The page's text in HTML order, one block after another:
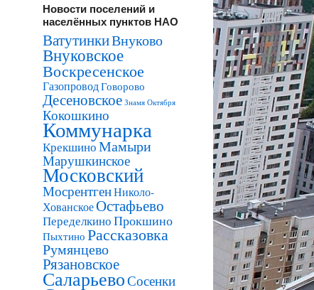
Новости поселений и
населённых пунктов НАО
ВатутинкиВнуково
Внуковское
Воскресенское
ГазопроводГоворово
Десеновское Знамя Октября
Кокошкино
Коммунарка
КрекшиноМамыри
Марушкинское
Московский
МосрентгенНиколо-
ХованскоеОстафьево
ПеределкиноПрокшино
Пыхтино Рассказовка
Румянцево
Рязановское
СаларьевоСосенки